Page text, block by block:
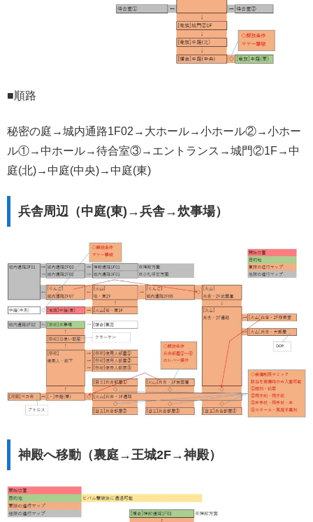
■順路
秘密の庭→城内通路1F02→大ホール→小ホール②→小ホー
ル①→中ホール→待合室③→エントランス→城門②1F→中
庭(北)→中庭(中央)→中庭(東)
兵舎周辺（中庭(東)→兵舎→炊事場）
神殿へ移動（裏庭→王城2F→神殿）